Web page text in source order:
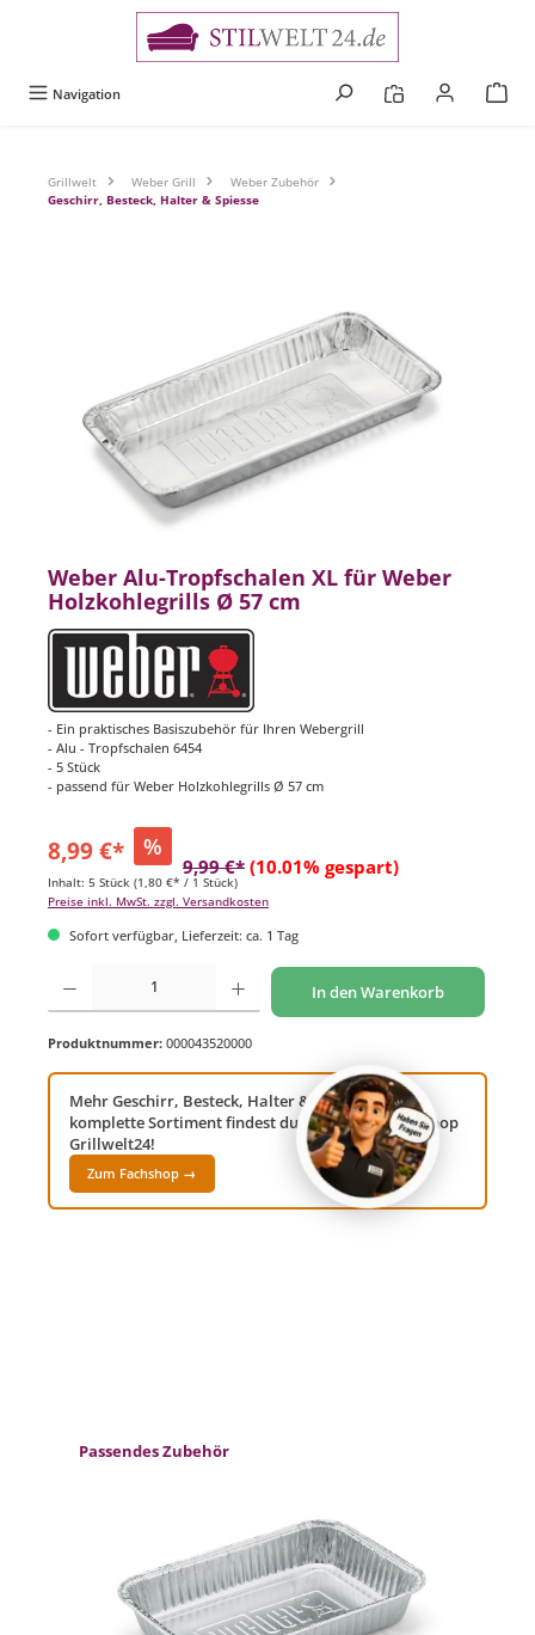
Navigation
Grillwelt Weber Grill
Weber Zubehör
Geschirr, Besteck, Halter & Spiesse
Weber Alu-Tropfschalen XL für Weber
Holzkohlegrills Ø 57 cm
- Ein praktisches Basiszubehör für Ihren Webergrill
- Alu - Tropfschalen 6454
- 5 Stück
- passend für Weber Holzkohlegrills Ø 57 cm
8,99 €* %
9,99 €* (10.01% gespart)
Inhalt: 5 Stück (1,80 €* / 1 Stück)
Preise inkl. MwSt. zzgl. Versandkosten
Sofort verfügbar, Lieferzeit: ca. 1 Tag
Produkt Anzahl: Gib den gewünschten Wert ein oder benutze die Schaltflächen um
In den Warenkorb
Produktnummer: 000043520000
Mehr Geschirr, Besteck, Halter & Spiesse? Das
komplette Sortiment findest du in unserem Fachshop
Grillwelt24!
Zum Fachshop →
Produktgalerie überspringen
Passendes Zubehör